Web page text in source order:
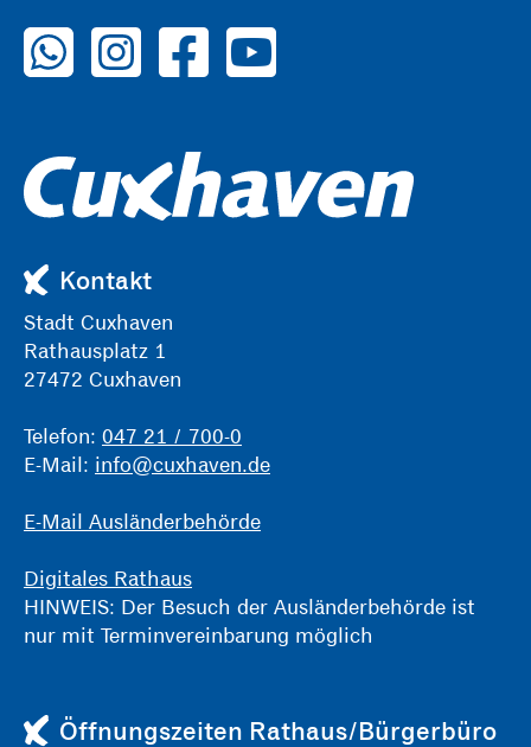
zu WhatsAppzu Instagramzu Facebook
zu YouTube
Kontakt
Stadt Cuxhaven
Rathausplatz 1
27472 Cuxhaven
Telefon: 047 21 / 700-0
E-Mail: info@cuxhaven.de
E-Mail Ausländerbehörde
Digitales Rathaus
HINWEIS: Der Besuch der Ausländerbehörde ist
nur mit Terminvereinbarung möglich
Öffnungszeiten Rathaus/Bürgerbüro